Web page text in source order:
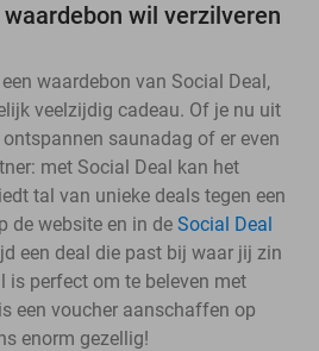
wil verzilveren
waardebon van Social Deal,
veelzijdig cadeau. Of je nu uit
saunadag of er even
met Social Deal kan het
tal van unieke deals tegen een
de website en in de Social Deal
een deal die past bij waar jij zin
is perfect om te beleven met
een voucher aanschaffen op
enorm gezellig!